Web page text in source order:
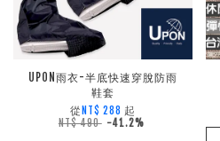
UPON雨衣-半底快速穿脫防雨
鞋套
從 NT$ 288 起
NT$ 490 -41.2%